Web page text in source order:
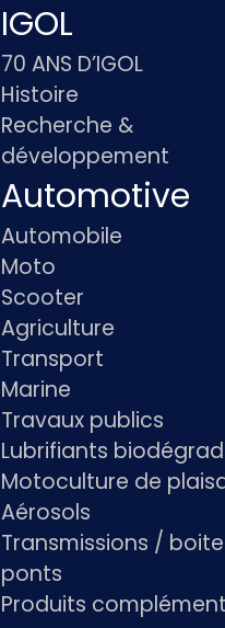
IGOL
70 ANS D’IGOL
Histoire
Recherche &
développement
Automotive
Automobile
Moto
Scooter
Agriculture
Transport
Marine
Travaux publics
Lubrifiants
Motoculture de
Aérosols
Transmissions /
ponts
Produits